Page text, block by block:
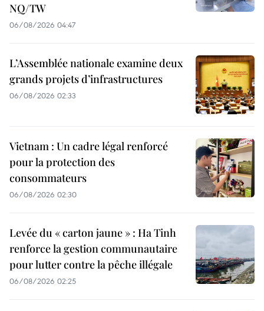
NQ/TW
06/08/2026 04:47
L’Assemblée nationale examine deux
grands projets d’infrastructures
06/08/2026 02:33
Vietnam : Un cadre légal renforcé
pour la protection des
consommateurs
06/08/2026 02:30
Levée du « carton jaune » : Ha Tinh
renforce la gestion communautaire
pour lutter contre la pêche illégale
06/08/2026 02:25